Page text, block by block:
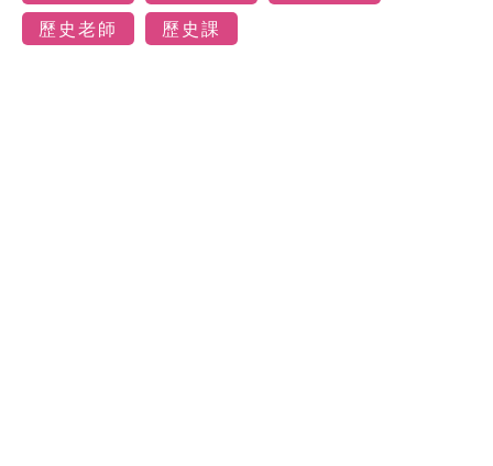
歷史老師
歷史課